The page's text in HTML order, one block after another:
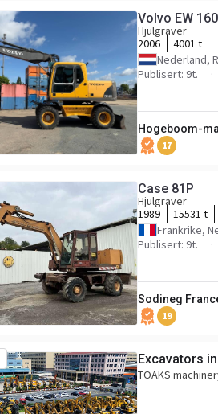
Volvo EW
Hjulgraver
2006
4001 t
Nederland,
Publisert: 9t.
Hogeboom-
17
Case 81P
Hjulgraver
1989
15531 t
Frankrike,
Publisert: 9t.
Sodineg
19
Excavators
TOAKS